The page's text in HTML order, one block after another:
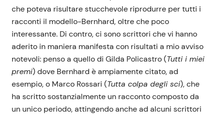
che poteva risultare stucchevole riprodurre per tutti i
racconti il modello-Bernhard, oltre che poco
interessante. Di contro, ci sono scrittori che vi hanno
aderito in maniera manifesta con risultati a mio avviso
notevoli: penso a quello di Gilda Policastro (Tutti i miei
premi) dove Bernhard è ampiamente citato, ad
esempio, o Marco Rossari (Tutta colpa degli sci), che
ha scritto sostanzialmente un racconto composto da
un unico periodo, attingendo anche ad alcuni scrittori